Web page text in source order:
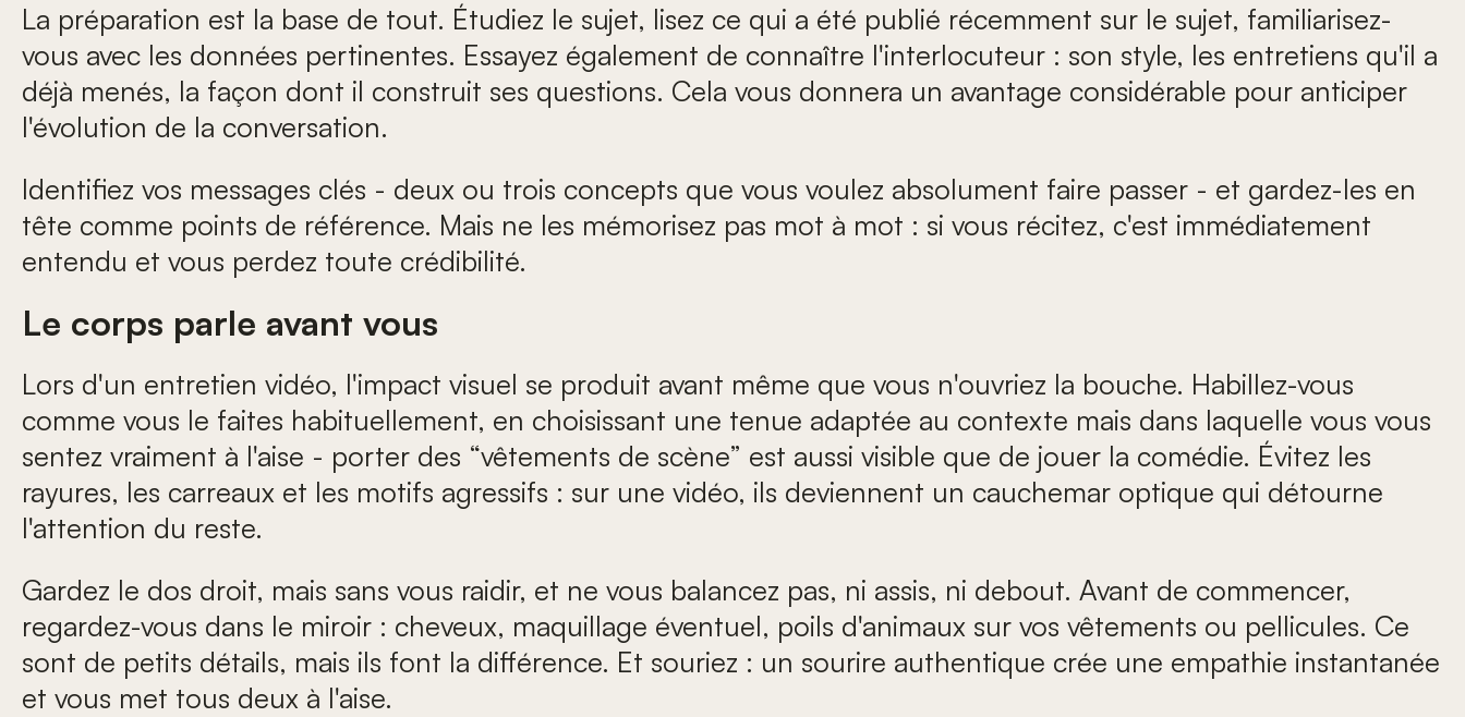
La préparation est la base de tout. Étudiez le sujet, lisez ce qui a été publié récemment sur le sujet, familiarisez-
vous avec les données pertinentes. Essayez également de connaître l'interlocuteur : son style, les entretiens qu'il a
déjà menés, la façon dont il construit ses questions. Cela vous donnera un avantage considérable pour anticiper
l'évolution de la conversation.
Identifiez vos messages clés - deux ou trois concepts que vous voulez absolument faire passer - et gardez-les en
tête comme points de référence. Mais ne les mémorisez pas mot à mot : si vous récitez, c'est immédiatement
entendu et vous perdez toute crédibilité.
Le corps parle avant vous
Lors d'un entretien vidéo, l'impact visuel se produit avant même que vous n'ouvriez la bouche. Habillez-vous
comme vous le faites habituellement, en choisissant une tenue adaptée au contexte mais dans laquelle vous vous
sentez vraiment à l'aise - porter des “vêtements de scène” est aussi visible que de jouer la comédie. Évitez les
rayures, les carreaux et les motifs agressifs : sur une vidéo, ils deviennent un cauchemar optique qui détourne
l'attention du reste.
Gardez le dos droit, mais sans vous raidir, et ne vous balancez pas, ni assis, ni debout. Avant de commencer,
regardez-vous dans le miroir : cheveux, maquillage éventuel, poils d'animaux sur vos vêtements ou pellicules. Ce
sont de petits détails, mais ils font la différence. Et souriez : un sourire authentique crée une empathie instantanée
et vous met tous deux à l'aise.